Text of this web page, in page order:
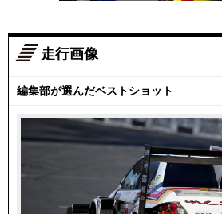
走行画像
編集部が選んだベストショット